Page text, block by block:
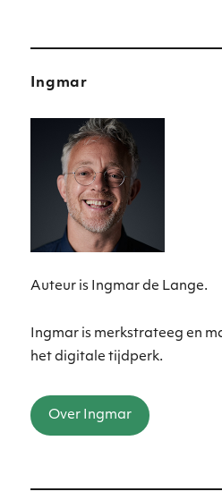
Ingmar
Auteur is Ingmar de Lange.
Ingmar is merkstrateeg en
het digitale tijdperk.
Over Ingmar